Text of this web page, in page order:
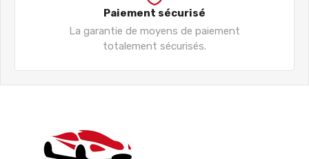
Paiement sécurisé
La garantie de moyens de paiement
totalement sécurisés.